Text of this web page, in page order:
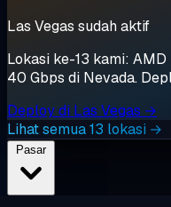
Las Vegas sudah aktif
Lokasi ke-13 kami: AMD
40 Gbps di Nevada.
Deploy di Las Vegas →
Lihat semua 13 lokasi →
Pasar